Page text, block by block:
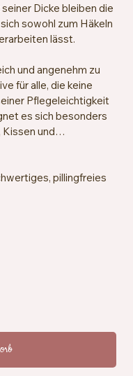
Dicke bleiben die
sowohl zum Häkeln
lässt.
und angenehm zu
für alle, die keine
Pflegeleichtigkeit
es sich besonders
und
pillingfreies
18 Reihen = 10 x 10
hypoallergen,
bei 40 °C,